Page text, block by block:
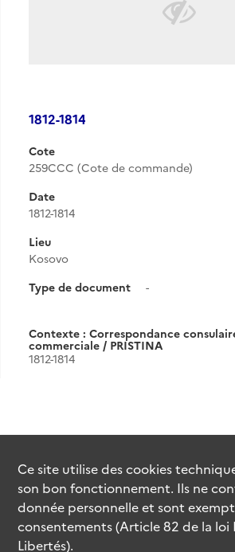
1812-1814
Cote
259CCC (Cote de commande)
Date
1812-1814
Lieu
Kosovo
Type de document
-
Contexte : Correspondance
commerciale / PRISTINA
1812-1814
Ce site utilise descookies
son bon fonctionnement. Ils ne
donnée personnelle et sont
consentements (Article 82 de la
Libertés).